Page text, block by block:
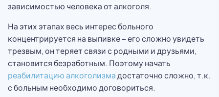
зависимостью человека от алкоголя.
На этих этапах весь интерес больного
концентрируется на выпивке – его сложно увидеть
трезвым, он теряет связи с родными и друзьями,
становится безработным. Поэтому начать
реабилитацию алкоголизмадостаточно сложно, т.к.
с больным необходимо договориться.